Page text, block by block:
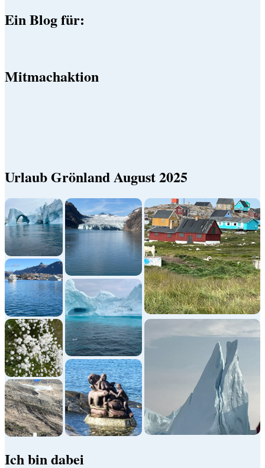
Ein Blog für:
Mitmachaktion
Urlaub Grönland August 2025
Ich bin dabei